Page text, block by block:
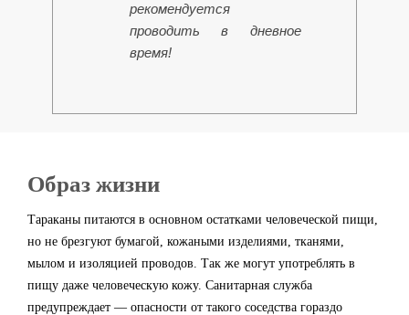
рекомендуется
проводить в дневное
время!
Образ жизни
Тараканы питаются в основном остатками человеческой пищи,
но не брезгуют бумагой, кожаными изделиями, тканями,
мылом и изоляцией проводов. Так же могут употреблять в
пищу даже человеческую кожу. Санитарная служба
предупреждает — опасности от такого соседства гораздо